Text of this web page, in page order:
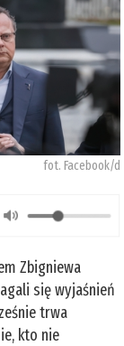
fot. Facebook/d
Zbigniewa
się wyjaśnień
trwa
kto nie